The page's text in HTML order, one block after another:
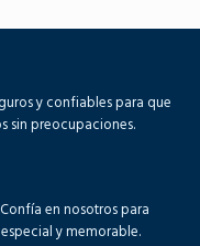
y confiables para que
sin preocupaciones.
en nosotros para
y memorable.